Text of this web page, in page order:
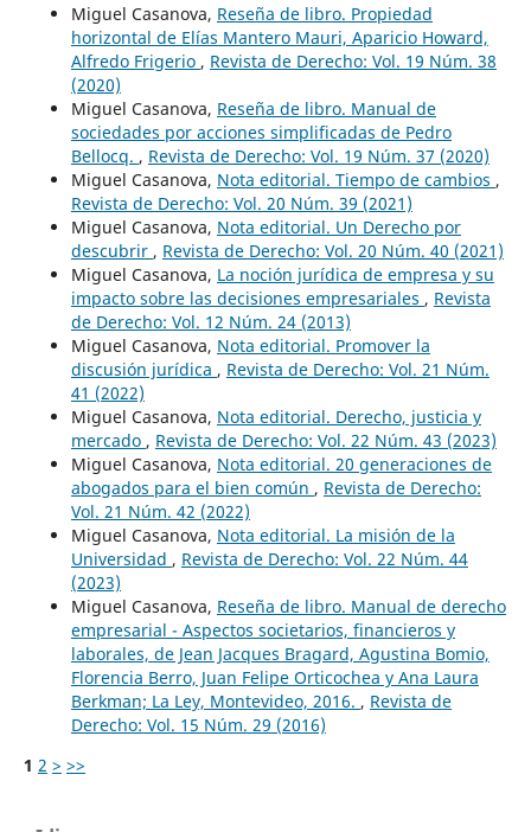
Miguel Casanova, Reseña de libro. Propiedad
horizontal de Elías Mantero Mauri, Aparicio Howard,
Alfredo Frigerio , Revista de Derecho: Vol. 19 Núm. 38
(2020)
Miguel Casanova, Reseña de libro. Manual de
sociedades por acciones simplificadas de Pedro
Bellocq. , Revista de Derecho: Vol. 19 Núm. 37 (2020)
Miguel Casanova, Nota editorial. Tiempo de cambios ,
Revista de Derecho: Vol. 20 Núm. 39 (2021)
Miguel Casanova, Nota editorial. Un Derecho por
descubrir , Revista de Derecho: Vol. 20 Núm. 40 (2021)
Miguel Casanova, La noción jurídica de empresa y su
impacto sobre las decisiones empresariales , Revista
de Derecho: Vol. 12 Núm. 24 (2013)
Miguel Casanova, Nota editorial. Promover la
discusión jurídica , Revista de Derecho: Vol. 21 Núm.
41 (2022)
Miguel Casanova, Nota editorial. Derecho, justicia y
mercado , Revista de Derecho: Vol. 22 Núm. 43 (2023)
Miguel Casanova, Nota editorial. 20 generaciones de
abogados para el bien común , Revista de Derecho:
Vol. 21 Núm. 42 (2022)
Miguel Casanova, Nota editorial. La misión de la
Universidad , Revista de Derecho: Vol. 22 Núm. 44
(2023)
Miguel Casanova, Reseña de libro. Manual de derecho
empresarial - Aspectos societarios, financieros y
laborales, de Jean Jacques Bragard, Agustina Bomio,
Florencia Berro, Juan Felipe Orticochea y Ana Laura
Berkman; La Ley, Montevideo, 2016. , Revista de
Derecho: Vol. 15 Núm. 29 (2016)
1 2 > >>